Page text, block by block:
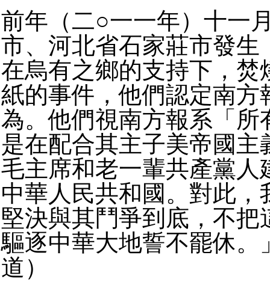
前年（二○一一年）十一
市、河北省石家莊市發生
在烏有之鄉的支持下，焚
紙的事件，他們認定南方
為。他們視南方報系「所
是在配合其主子美帝國主
毛主席和老一輩共產黨人
中華人民共和國。對此，
堅決與其鬥爭到底，不把
驅逐中華大地誓不罷休。
道）